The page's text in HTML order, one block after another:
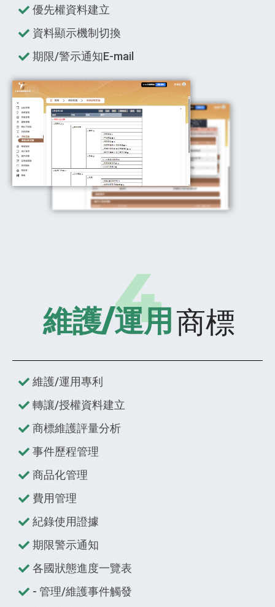
優先權資料建立
資料顯示機制切換
期限/警示通知E-mail
維護/運用 商標
維護/運用專利
轉讓/授權資料建立
商標維護評量分析
事件歷程管理
商品化管理
費用管理
紀錄使用證據
期限警示通知
各國狀態進度一覽表
- 管理/維護事件觸發